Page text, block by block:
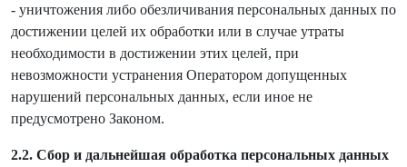
- уничтожения либо обезличивания персональных данных по
достижении целей их обработки или в случае утраты
необходимости в достижении этих целей, при
невозможности устранения Оператором допущенных
нарушений персональных данных, если иное не
предусмотрено Законом.
2.2. Сбор и дальнейшая обработка персональных данных